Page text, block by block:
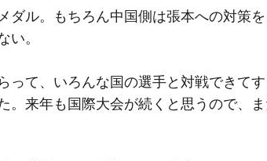
ル。もちろん中国側は張本への対策
い。
って、いろんな国の選手と対戦できて
。来年も国際大会が続くと思うので、